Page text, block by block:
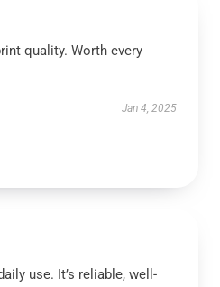
quality. Worth every
Jan 4, 2025
use. It’s reliable, well-